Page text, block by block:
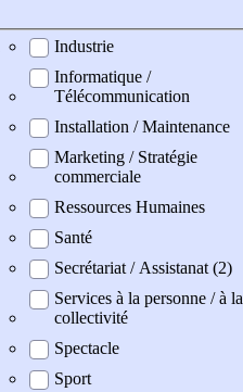
Industrie
Informatique /
Télécommunication
Installation / Maintenance
Marketing / Stratégie
commerciale
Ressources Humaines
Santé
Secrétariat / Assistanat (2)
Services à la personne / à la
collectivité
Spectacle
Sport